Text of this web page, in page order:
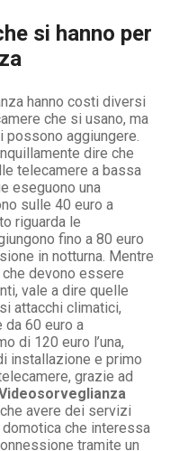
si hanno per
hanno costi diversi
che si usano, ma
aggiungere.
dire che
telecamere a bassa
eseguono una
sulle 40 euro a
riguarda le
fino a 80 euro
in notturna. Mentre
devono essere
vale a dire quelle
attacchi climatici,
60 euro a
di 120 euro l’una,
installazione e primo
grazie ad
avere dei servizi
che interessa
tramite un